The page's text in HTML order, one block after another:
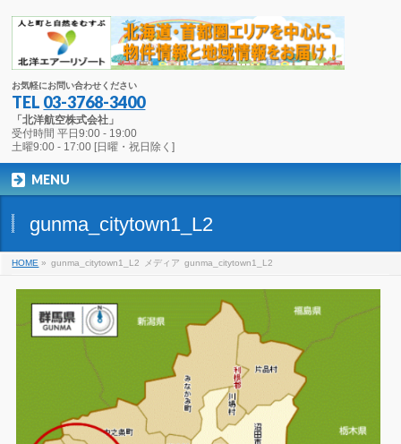
お気軽にお問い合わせください
TEL 03-3768-3400
「北洋航空株式会社」
受付時間 平日9:00 - 19:00
土曜9:00 - 17:00 [日曜・祝日除く]
MENU
gunma_citytown1_L2
HOME » gunma_citytown1_L2 メディア gunma_citytown1_L2